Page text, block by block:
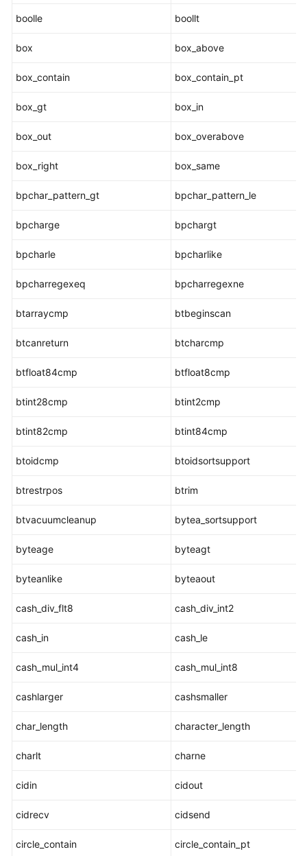
（集
8.x）
开
指
（分
式
3.x）
中
_V2.0-
据
系
概
据
安
使
入
boolle boollt
box box_above
box_contain box_contain_pt
box_gt box_in
box_out box_overabove
box_right box_same
bpchar_pattern_gt bpchar_pattern_le
bpcharge bpchargt
bpcharle bpcharlike
bpcharregexeq bpcharregexne
btarraycmp btbeginscan
btcanreturn btcharcmp
btfloat84cmp btfloat8cmp
btint28cmp btint2cmp
btint82cmp btint84cmp
btoidcmp btoidsortsupport
btrestrpos btrim
btvacuumcleanup bytea_sortsupport
byteage byteagt
byteanlike byteaout
cash_div_flt8 cash_div_int2
cash_in cash_le
cash_mul_int4 cash_mul_int8
cashlarger cashsmaller
char_length character_length
charlt charne
cidin cidout
cidrecv cidsend
circle_contain circle_contain_pt